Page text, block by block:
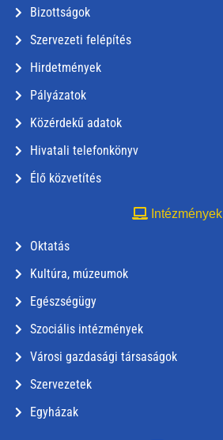
Bizottságok
Szervezeti felépítés
Hirdetmények
Pályázatok
Közérdekű adatok
Hivatali telefonkönyv
Élő közvetítés
Intézmények
Oktatás
Kultúra, múzeumok
Egészségügy
Szociális intézmények
Városi gazdasági társaságok
Szervezetek
Egyházak